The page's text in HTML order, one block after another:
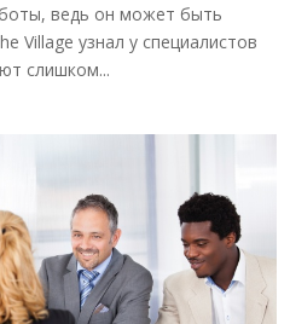
ведь он может быть
Village узнал у специалистов
слишком...